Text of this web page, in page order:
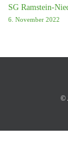
SG Ramstein-
6. November 2022
©